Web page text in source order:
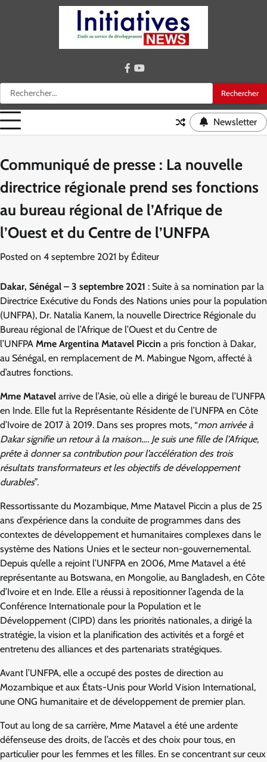
Rechercher :
facebook
youtube
Newsletter
Communiqué de presse : La nouvelle
directrice régionale prend ses fonctions
au bureau régional de l’Afrique de
l’Ouest et du Centre de l’UNFPA
Posted on 4 septembre 2021 by Éditeur
Dakar, Sénégal – 3 septembre 2021 : Suite à sa nomination par la
Directrice Exécutive du Fonds des Nations unies pour la population
(UNFPA), Dr. Natalia Kanem, la nouvelle Directrice Régionale du
Bureau régional de l’Afrique de l’Ouest et du Centre de
l’UNFPA Mme Argentina Matavel Piccin a pris fonction à Dakar,
au Sénégal, en remplacement de M. Mabingue Ngom, affecté à
d’autres fonctions.
Mme Matavel arrive de l’Asie, où elle a dirigé le bureau de l’UNFPA
en Inde. Elle fut la Représentante Résidente de l’UNFPA en Côte
d’Ivoire de 2017 à 2019. Dans ses propres mots, “mon arrivée à
Dakar signifie un retour à la maison…. Je suis une fille de l’Afrique,
prête à donner sa contribution pour l’accélération des trois
résultats transformateurs et les objectifs de développement
durables”.
Ressortissante du Mozambique, Mme Matavel Piccin a plus de 25
ans d’expérience dans la conduite de programmes dans des
contextes de développement et humanitaires complexes dans le
système des Nations Unies et le secteur non-gouvernemental.
Depuis qu’elle a rejoint l’UNFPA en 2006, Mme Matavel a été
représentante au Botswana, en Mongolie, au Bangladesh, en Côte
d’Ivoire et en Inde. Elle a réussi à repositionner l’agenda de la
Conférence Internationale pour la Population et le
Développement (CIPD) dans les priorités nationales, a dirigé la
stratégie, la vision et la planification des activités et a forgé et
entretenu des alliances et des partenariats stratégiques.
Avant l’UNFPA, elle a occupé des postes de direction au
Mozambique et aux États-Unis pour World Vision International,
une ONG humanitaire et de développement de premier plan.
Tout au long de sa carrière, Mme Matavel a été une ardente
défenseuse des droits, de l’accès et des choix pour tous, en
particulier pour les femmes et les filles. En se concentrant sur ceux